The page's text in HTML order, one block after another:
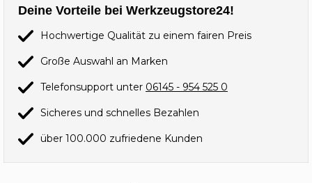
Deine Vorteile bei Werkzeugstore24!
Hochwertige Qualität zu einem fairen Preis
Große Auswahl an Marken
Telefonsupport unter 06145 - 954 525 0
Sicheres und schnelles Bezahlen
über 100.000 zufriedene Kunden